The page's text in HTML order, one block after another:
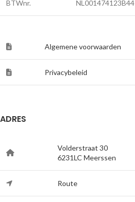
BTWnr. NL001474123B44
Algemene voorwaarden
Privacybeleid
ADRES
Volderstraat 30
6231LC Meerssen
Route